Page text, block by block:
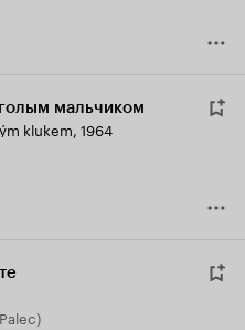
мальчиком
klukem, 1964